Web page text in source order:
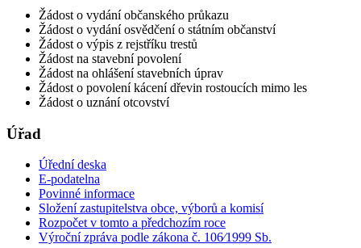
Žádost o vydání občanského průkazu
Žádost o vydání osvědčení o státním občanství
Žádost o výpis z rejstříku trestů
Žádost na stavební povolení
Žádost na ohlášení stavebních úprav
Žádost o povolení kácení dřevin rostoucích mimo les
Žádost o uznání otcovství
Úřad
Úřední deska
E-podatelna
Povinné informace
Složení zastupitelstva obce, výborů a komisí
Rozpočet v tomto a předchozím roce
Výroční zpráva podle zákona č. 106⁄1999 Sb.